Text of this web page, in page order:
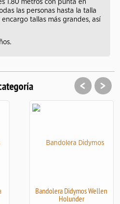
1.80 metros con punta en
las personas hasta la talla
tallas más grandes, así
Bandolera Didymos Wellen
Holunder
< >